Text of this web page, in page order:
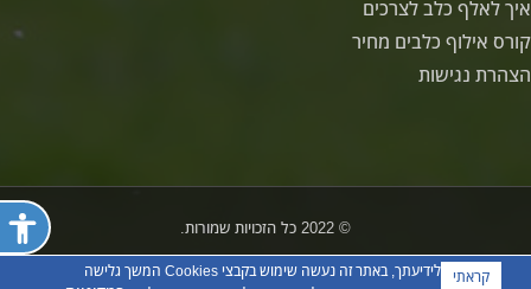
איך לאלף כלב לצרכים
קורס אילוף כלבים מחיר
הצהרת נגישות
© 2022 כל הזכויות שמורות.
קראתי
לידיעתך, באתר זה נעשה שימוש בקבצי Cookies המשך גלישה
פתח